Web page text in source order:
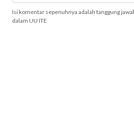
Isi komentar sepenuhnya adalah tanggung
dalam UU ITE